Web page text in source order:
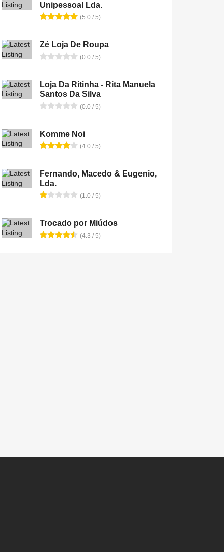
Unipessoal Lda.
(5.0 / 5)
Zé Loja De Roupa
(0.0 / 5)
Loja Da Ritinha - Rita Manuela
Santos Da Silva
(0.0 / 5)
Komme Noi
(4.0 / 5)
Fernando, Macedo & Eugenio,
Lda.
(1.0 / 5)
Trocado por Miúdos
(4.3 / 5)